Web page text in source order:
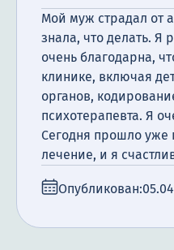
Мой муж страдал от
знала, что делать. Я
очень благодарна,
клинике, включая
органов,
психотерапевта. Я
Сегодня прошло уже
лечение, и я
Опубликован: